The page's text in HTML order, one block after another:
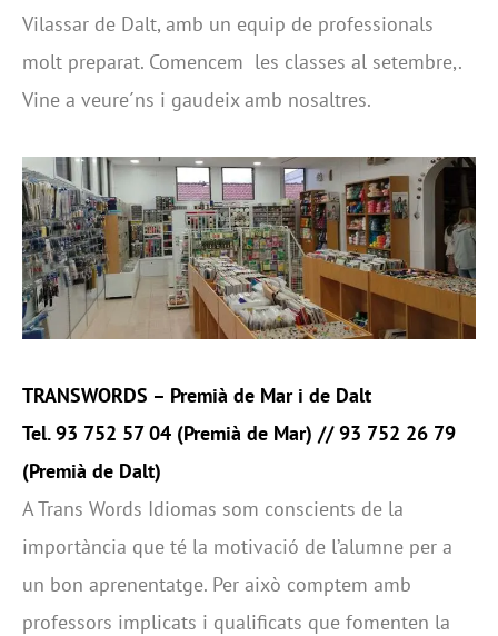
Vilassar de Dalt, amb un equip de professionals
molt preparat. Comencem les classes al setembre,.
Vine a veure´ns i gaudeix amb nosaltres.
TRANSWORDS – Premià de Mar i de Dalt
Tel. 93 752 57 04 (Premià de Mar) // 93 752 26 79
(Premià de Dalt)
A Trans Words Idiomas som conscients de la
importància que té la motivació de l’alumne per a
un bon aprenentatge. Per això comptem amb
professors implicats i qualificats que fomenten la